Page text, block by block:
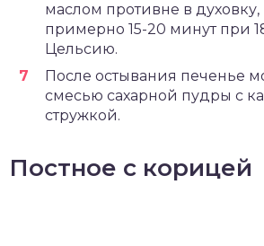
маслом противне в
примерно 15-20 минут при
Цельсию.
После остывания печенье
смесью сахарной пудры с
стружкой.
Постное с корицей